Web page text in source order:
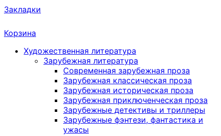
Закладки
Корзина
Художественная литература
Зарубежная литература
Современная зарубежная проза
Зарубежная классическая проза
Зарубежная историческая проза
Зарубежная приключенческая проза
Зарубежные детективы и триллеры
Зарубежные фэнтези, фантастика и
ужасы